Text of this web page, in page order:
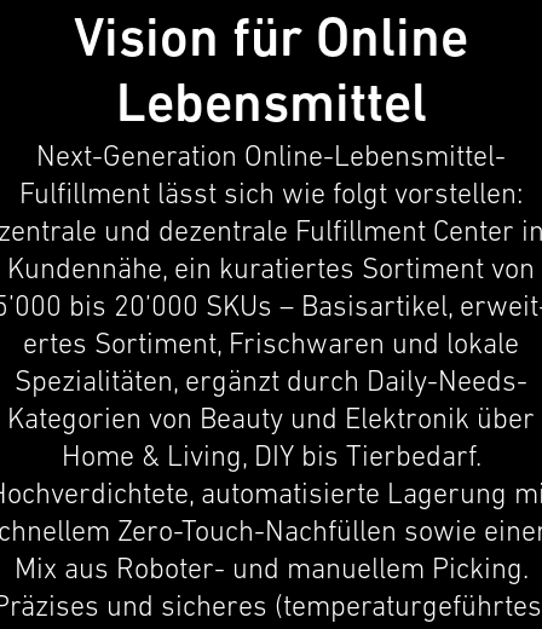
Vision für Online
Lebensmittel
Next-Generation Online-Lebensmittel-
Fulfillment lässt sich wie folgt vorstellen:
und dezen­trale Fulfill­ment Center in
Kunden­nähe, ein kuratiertes Sorti­ment von
bis 20’000 SKUs – Basis­ar­tikel,
ertes Sorti­ment, Frischwaren und lokale
Spezial­itäten, ergänzt durch Daily-Needs-
Kategorien von Beauty und Elektronik über
Home & Living, DIY bis Tierbe­darf.
automa­tisierte Lagerung
Zero-Touch-Nachfüllen sowie
Mix aus Roboter- und manuellem Picking.
und sicheres